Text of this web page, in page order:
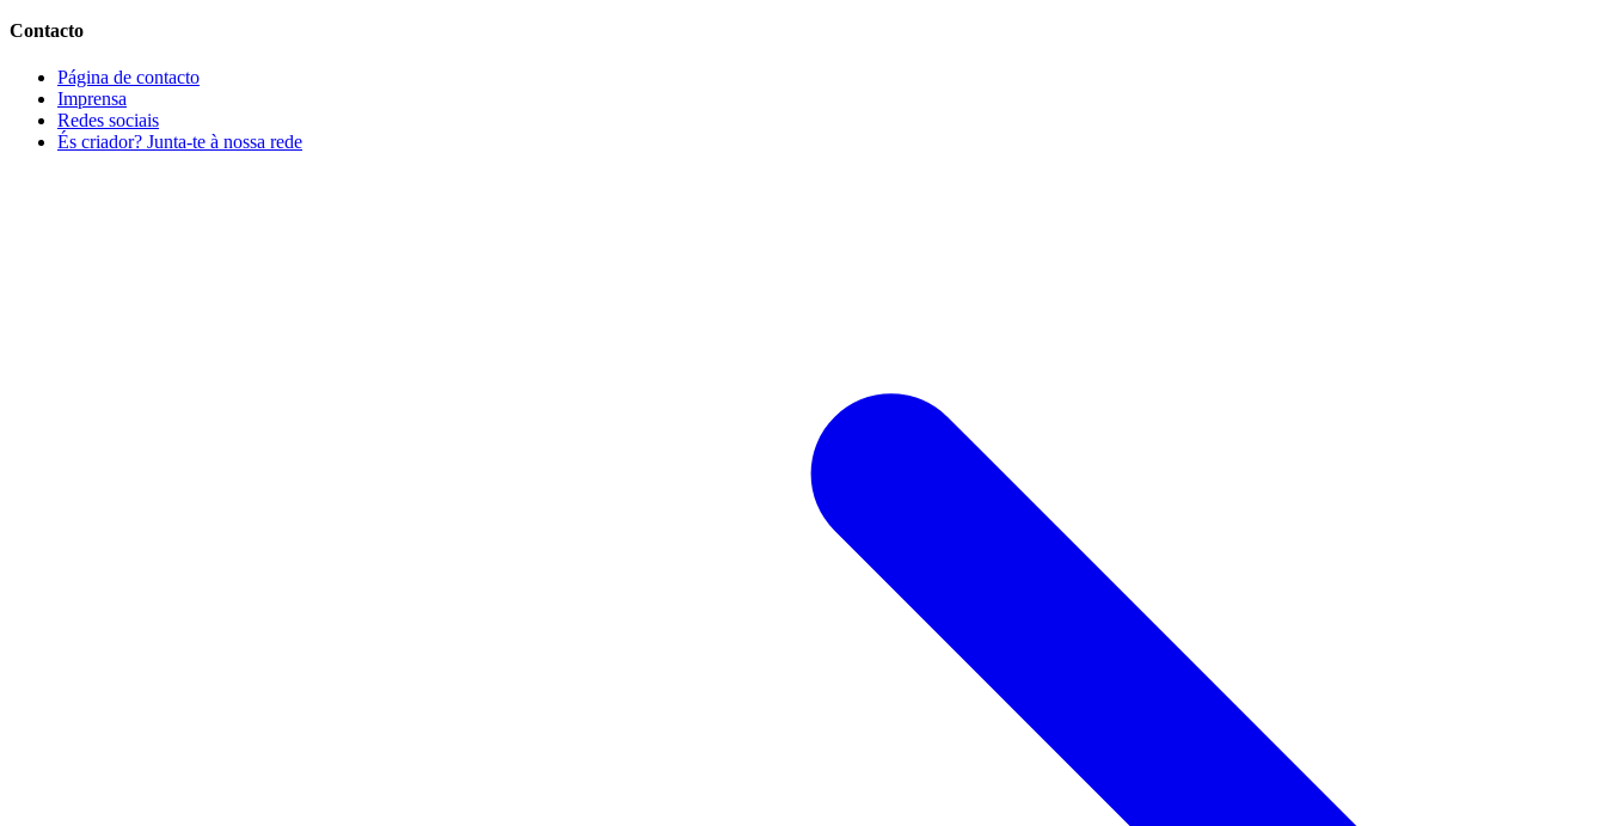
Contacto
Página de contacto
Imprensa
Redes sociais
És criador? Junta-te à nossa rede